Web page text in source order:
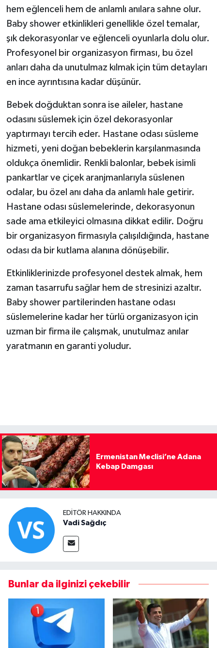
hem eğlenceli hem de anlamlı anılara sahne olur.
Baby shower etkinlikleri genellikle özel temalar,
şık dekorasyonlar ve eğlenceli oyunlarla dolu olur.
Profesyonel bir organizasyon firması, bu özel
anları daha da unutulmaz kılmak için tüm detayları
en ince ayrıntısına kadar düşünür.
Bebek doğduktan sonra ise aileler, hastane
odasını süslemek için özel dekorasyonlar
yaptırmayı tercih eder. Hastane odası süsleme
hizmeti, yeni doğan bebeklerin karşılanmasında
oldukça önemlidir. Renkli balonlar, bebek isimli
pankartlar ve çiçek aranjmanlarıyla süslenen
odalar, bu özel anı daha da anlamlı hale getirir.
Hastane odası süslemelerinde, dekorasyonun
sade ama etkileyici olmasına dikkat edilir. Doğru
bir organizasyon firmasıyla çalışıldığında, hastane
odası da bir kutlama alanına dönüşebilir.
Etkinliklerinizde profesyonel destek almak, hem
zaman tasarrufu sağlar hem de stresinizi azaltır.
Baby shower partilerinden hastane odası
süslemelerine kadar her türlü organizasyon için
uzman bir firma ile çalışmak, unutulmaz anılar
yaratmanın en garanti yoludur.
Ermenistan Meclisi’ne Adana
Kebap Damgası
EDITÖR HAKKINDA
Vadi Sağdıç
Bunlar da ilginizi çekebilir